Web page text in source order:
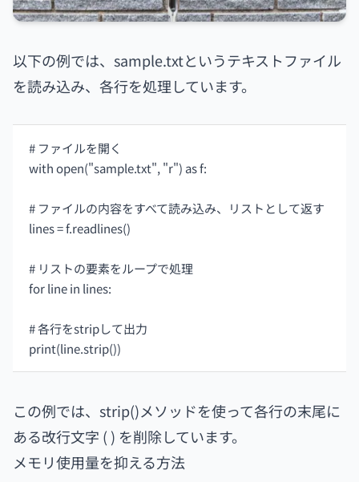
以下の例では、sample.txtというテキストファイル
を読み込み、各行を処理しています。
# ファイルを開く
with open("sample.txt", "r") as f:
# ファイルの内容をすべて読み込み、リストとして返す
lines = f.readlines()
# リストの要素をループで処理
for line in lines:
# 各行をstripして出力
print(line.strip())
この例では、strip()メソッドを使って各行の末尾に
ある改行文字 ( ) を削除しています。
メモリ使用量を抑える方法